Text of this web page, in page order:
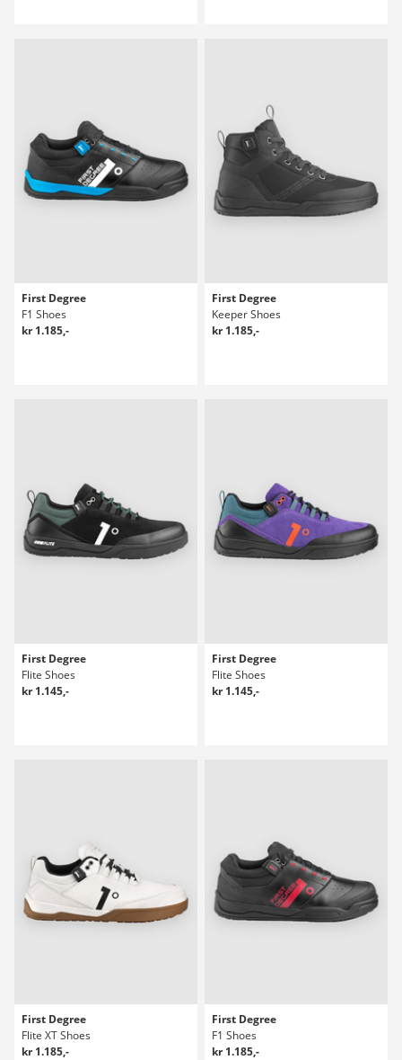
First Degree
F1 Shoes
kr 1.185,-
First Degree
Keeper Shoes
kr 1.185,-
First Degree
Flite Shoes
kr 1.145,-
First Degree
Flite Shoes
kr 1.145,-
First Degree
Flite XT Shoes
kr 1.185,-
First Degree
F1 Shoes
kr 1.185,-